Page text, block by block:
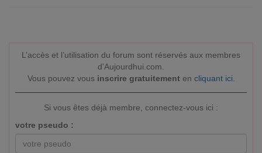
L’accès et l’utilisation du forum sont réservés aux membres
d'Aujourdhui.com.
Vous pouvez vous inscrire gratuitementen cliquant ici
Si vous êtes déjà membre, connectez-vous ici :
votre pseudo :